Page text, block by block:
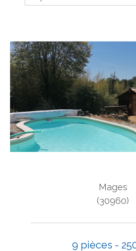
Mages
(30960)
9 pièces -
Surface
Surface
Pièces
Pièces
Référence
COUPS DE